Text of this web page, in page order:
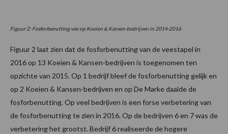
Figuur 2: Fosforbenutting vee op Koeien & Kansen-bedrijven in 2014-2016
Figuur 2 laat zien dat de fosforbenutting van de veestapel in
2016 op 13 Koeien & Kansen-bedrijven is toegenomen ten
opzichte van 2015. Op 1 bedrijf bleef de fosforbenutting gelijk en
op 2 Koeien & Kansen-bedrijven en op De Marke daalde de
fosforbenutting. Op veel bedrijven is een forse verbetering van
de fosforbenutting te zien in 2016. Op de bedrijven 6 en 7 was de
verbetering het grootst. Bedrijf 6 realiseerde de hogere